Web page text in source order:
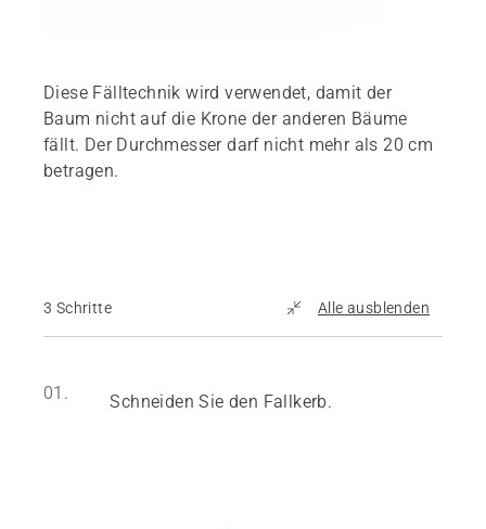
Diese Fälltechnik wird verwendet, damit der
Baum nicht auf die Krone der anderen Bäume
fällt. Der Durchmesser darf nicht mehr als 20 cm
betragen.
3 Schritte Alle ausblenden
01. Schneiden Sie den Fallkerb.